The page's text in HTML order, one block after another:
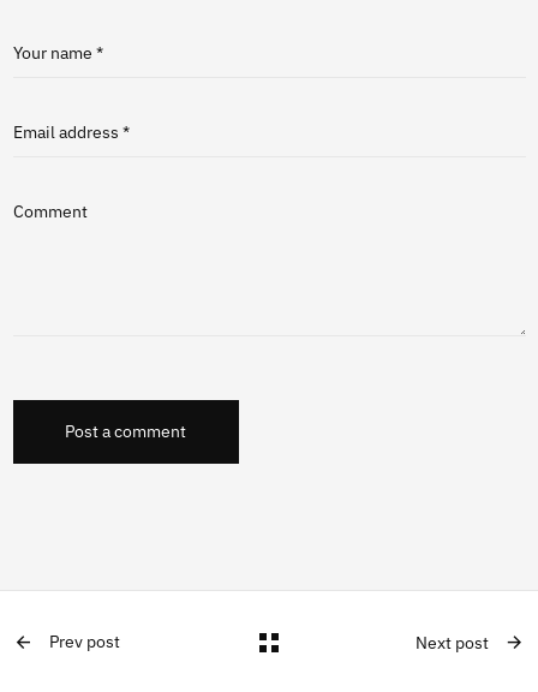
Your name *
Email address *
Comment
Post a comment
Prev post Next post